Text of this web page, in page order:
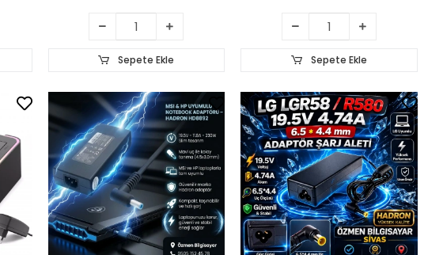
Sepete Ekle Sepete Ekle